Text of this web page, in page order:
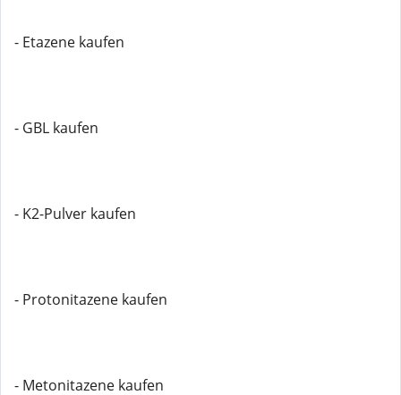
- Etazene kaufen
- GBL kaufen
- K2-Pulver kaufen
- Protonitazene kaufen
- Metonitazene kaufen